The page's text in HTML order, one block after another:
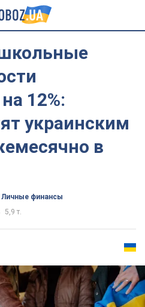
12%:
украинским
в
Личные финансы
5,9 т.